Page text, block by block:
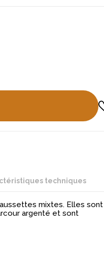
techniques
mixtes. Elles sont
argenté et sont